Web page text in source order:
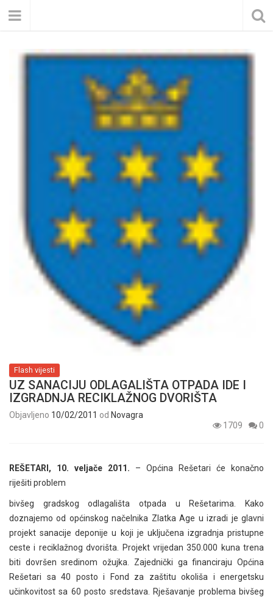
Flash vijesti
UZ SANACIJU ODLAGALIŠTA OTPADA IDE I
IZGRADNJA RECIKLAŽNOG DVORIŠTA
Objavljeno 10/02/2011 od Novagra
1709
0
REŠETARI, 10. veljače 2011. – Općina Rešetari će konačno
riješiti problem
bivšeg gradskog odlagališta otpada u Rešetarima. Kako
doznajemo od općinskog načelnika Zlatka Age u izradi je glavni
projekt sanacije deponije u koji je uključena izgradnja pristupne
ceste i reciklažnog dvorišta. Projekt vrijedan 350.000 kuna trena
biti dovršen sredinom ožujka. Zajednički ga financiraju Općina
Rešetari sa 40 posto i Fond za zaštitu okoliša i energetsku
učinkovitost sa 60 posto sredstava. Rješavanje problema bivšeg